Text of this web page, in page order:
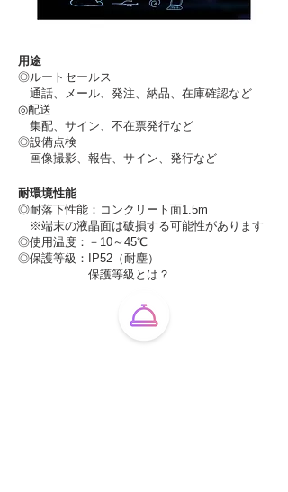
耐環境性能
◎耐落下性能：コンクリート面1.5m
※端末の液晶面は破損する可能性があります
◎使用温度：－10～45℃
◎保護等級：IP52（耐塵）
保護等級とは？
用途
◎ルートセールス
通話、メール、発注、納品、在庫確認など
◎配送
集配、サイン、不在票発行など
◎設備点検
画像撮影、報告、サイン、発行など